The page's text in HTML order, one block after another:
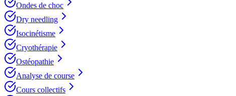
Ondes de choc
Dry needling
Isocinétisme
Cryothérapie
Ostéopathie
Analyse de course
Cours collectifs